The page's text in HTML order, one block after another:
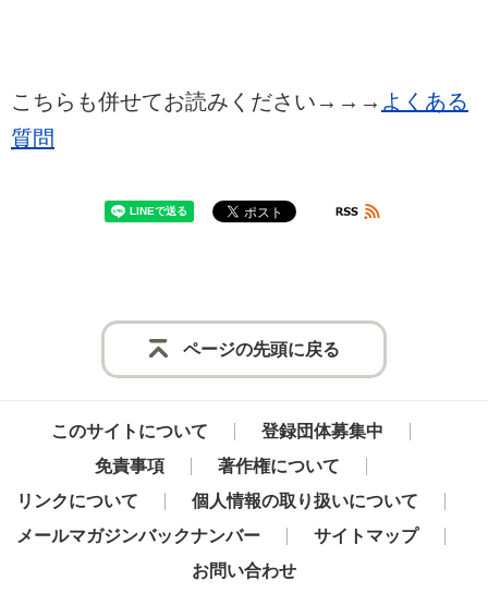
こちらも併せてお読みください→→→ よくある
質問
ページの先頭に戻る
このサイトについて
登録団体募集中
免責事項
著作権について
リンクについて
個人情報の取り扱いについて
メールマガジンバックナンバー
サイトマップ
お問い合わせ